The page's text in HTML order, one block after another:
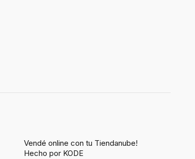
Vendé online con tu Tiendanube!
Hecho por KODE